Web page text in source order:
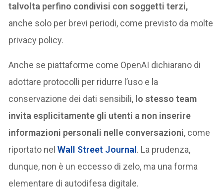
talvolta perfino condivisi con soggetti terzi,
anche solo per brevi periodi, come previsto da molte
privacy policy.
Anche se piattaforme come OpenAI dichiarano di
adottare protocolli per ridurre l’uso e la
conservazione dei dati sensibili, lo stesso team
invita esplicitamente gli utenti a non inserire
informazioni personali nelle conversazioni, come
riportato nelWall Street Journal. La prudenza,
dunque, non è un eccesso di zelo, ma una forma
elementare di autodifesa digitale.